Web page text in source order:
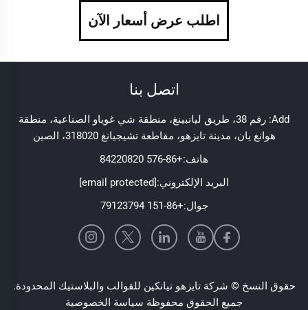
اطلب عرض أسعار الآن
اتصل بنا
Add: رقم 38، طريق ليانبينغ، منطقة شي غوياو الصناعية، منطقة
هوانغ يان، مدينة تايزهو، مقاطعة تشيجيانغ 318020، الصين
هاتف:+86-576 84220820
البريد الإلكتروني:[email protected]
جوال:+86-151 79123794
حقوق النسخ © شركة تايزهو تيانكين للقوالب والبلاستيك المحدودة.
جميع الحقوق محفوظة سياسة الخصوصية